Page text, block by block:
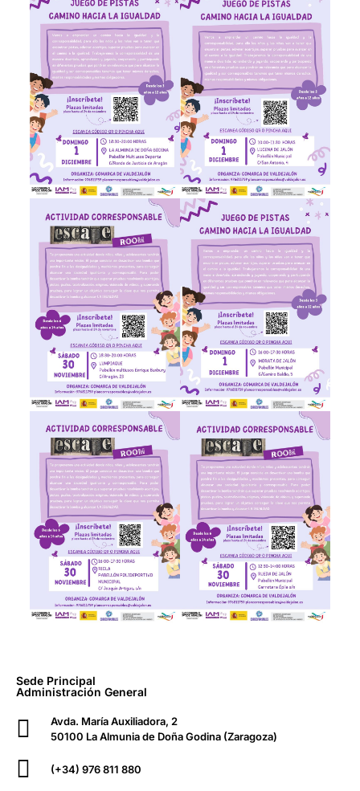
Sede Principal
Administración General
Avda. María Auxiliadora, 2
50100 La Almunia de Doña Godina (Zaragoza)
(+34) 976 811 880